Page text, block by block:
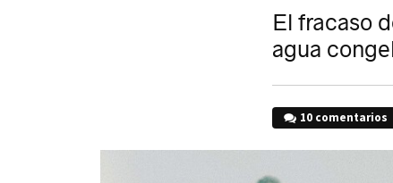
El fracaso
agua
10 comentarios